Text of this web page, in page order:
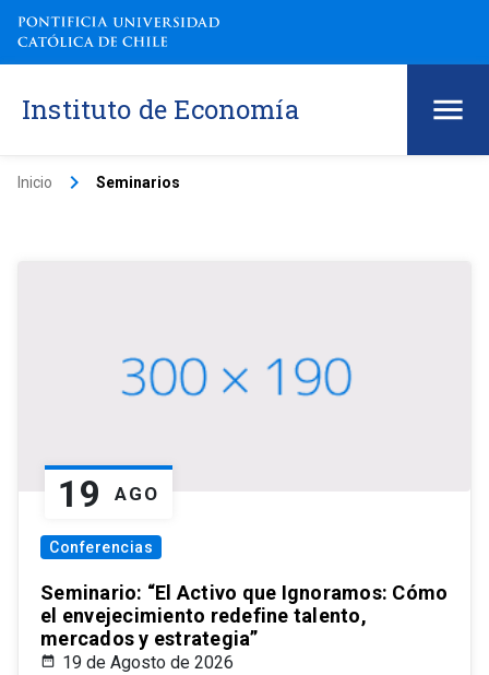
Instituto de Economía
Inicio keyboard_arrow_right Seminarios
19 AGO
Conferencias
Seminario: “El Activo que Ignoramos: Cómo
el envejecimiento redefine talento,
mercados y estrategia”
19 de Agosto de 2026